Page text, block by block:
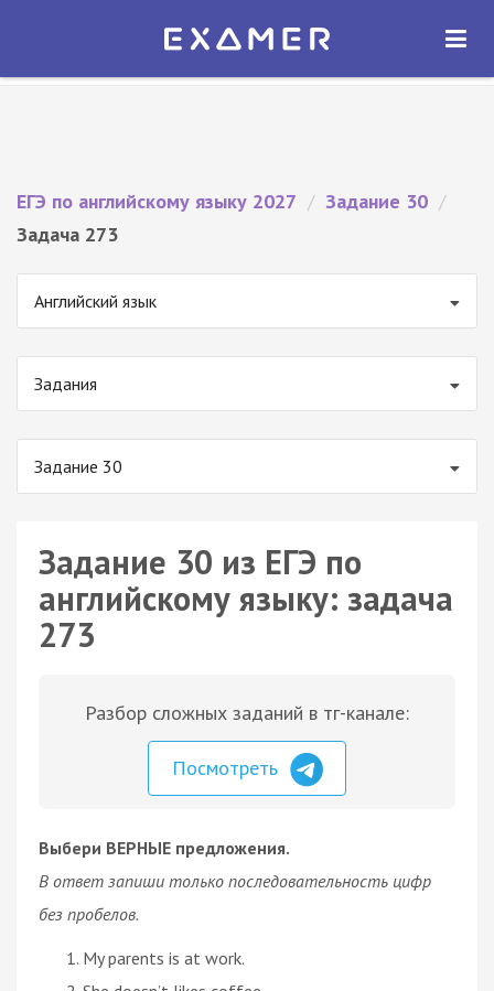
Экзамер — ЕГЭ 2027
ОТКРЫТЬ
ЕГЭ по английскому языку 2027 / Задание 30 /
Задача 273
Английский язык
Задания
Задание 30
Задание 30 из ЕГЭ по
английскому языку: задача
273
Разбор сложных заданий в тг-канале:
Посмотреть
Выбери ВЕРНЫЕ предложения.
В ответ запиши только последовательность цифр
без пробелов.
My parents is at work.